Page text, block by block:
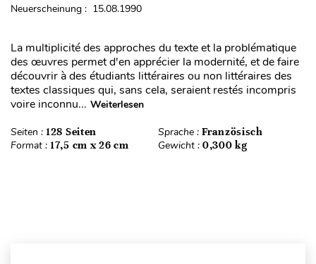
Neuerscheinung : 15.08.1990
La multiplicité des approches du texte et la problématique
des œuvres permet d'en apprécier la modernité, et de faire
découvrir à des étudiants littéraires ou non littéraires des
textes classiques qui, sans cela, seraient restés incompris
voire inconnu... Weiterlesen
Seiten : 128 Seiten Sprache : Französisch
Format : 17,5 cm x 26 cm Gewicht : 0,300 kg